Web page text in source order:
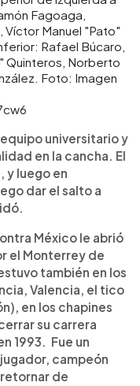
Fagoaga,
Manuel "Pato"
Rafael Búcaro,
Quinteros, Norberto
Foto: Imagen
universitario y
en la cancha. El
y luego en
dar el salto a
México le abrió
el Monterrey de
también en los
Valencia, el tico
en los chapines
su carrera
1993. Fue un
campeón
de